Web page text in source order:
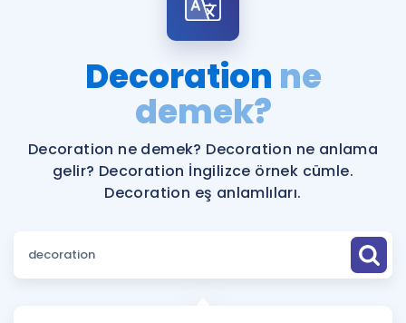
Şifremi Hatırlamıyorum
Remzi Hoca ile seni sınava hazırlayacak onlarca eğitim seni
bekliyor!
Katılımcı Görüşleri
Faydalı Araçlar
Ücretsiz Kaynaklar
İngilizce Gramer
Decoration ne
demek?
Decoration ne demek? Decoration ne anlama
gelir? Decoration İngilizce örnek cümle.
Decoration eş anlamlıları.